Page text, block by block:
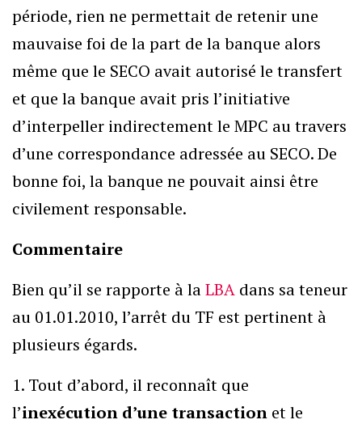
période, rien ne permettait de retenir une
mauvaise foi de la part de la banque alors
même que le SECO avait autorisé le transfert
et que la banque avait pris l’initiative
d’interpeller indirectement le MPC au travers
d’une correspondance adressée au SECO. De
bonne foi, la banque ne pouvait ainsi être
civilement responsable.
Commentaire
Bien qu’il se rapporte à laLBA dans sa teneur
au 01.01.2010, l’arrêt du TF est pertinent à
plusieurs égards.
1. Tout d’abord, il reconnaît que
l’inexécution d’une transaction et le